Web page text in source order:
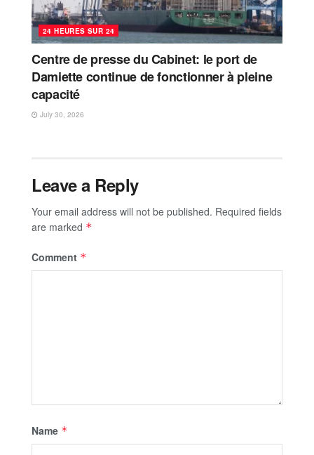
24 HEURES SUR 24
Centre de presse du Cabinet: le port de
Damiette continue de fonctionner à pleine
capacité
July 30, 2026
Leave a Reply
Your email address will not be published. Required fields
are marked *
Comment *
Name *